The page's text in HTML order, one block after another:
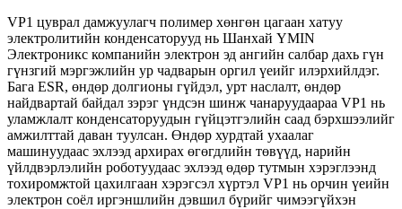
VP1 цуврал дамжуулагч полимер хөнгөн цагаан хатуу
электролитийн конденсаторууд нь Шанхай YMIN
Электроникс компанийн электрон эд ангийн салбар дахь гүн
гүнзгий мэргэжлийн ур чадварын оргил үеийг илэрхийлдэг.
Бага ESR, өндөр долгионы гүйдэл, урт наслалт, өндөр
найдвартай байдал зэрэг үндсэн шинж чанаруудаараа VP1 нь
уламжлалт конденсаторуудын гүйцэтгэлийн саад бэрхшээлийг
амжилттай даван туулсан. Өндөр хурдтай ухаалаг
машинуудаас эхлээд архирах өгөгдлийн төвүүд, нарийн
үйлдвэрлэлийн роботуудаас эхлээд өдөр тутмын хэрэглээнд
тохиромжтой цахилгаан хэрэгсэл хүртэл VP1 нь орчин үеийн
электрон соёл иргэншлийн дэвшил бүрийг чимээгүйхэн